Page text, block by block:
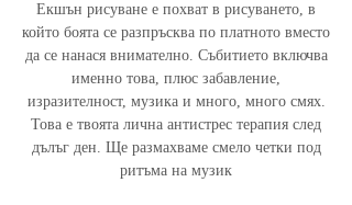
Екшън рисуване е похват в рисуването, в
който боята се разпръсква по платното вместо
да се нанася внимателно. Събитието включва
именно това, плюс забавление,
изразителност, музика и много, много смях.
Това е твоята лична антистрес терапия след
дълъг ден. Ще размахваме смело четки под
ритъма на музик